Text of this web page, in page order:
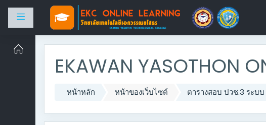
Side panel
ไปยังเนื้อหาหลัก
EKAWAN YASOTHON
หน้าหลัก หน้าของเว็บไซต์ ตารางสอบ ปวช.3 ระบ